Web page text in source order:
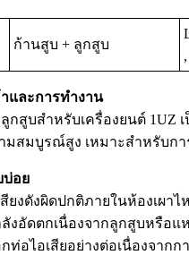
ก้านสูบ + ลูกสูบ
และการทำงาน
กสูบสำหรับเครื่องยนต์ 1UZ
มสมบูรณ์สูง เหมาะสำหรับก
บ่อย
สียงดังผิดปกติภายในห้องเผาไ
ลังอัดตกเนื่องจากลูกสูบหรือ
ท่อไอเสียอย่างต่อเนื่องจาก